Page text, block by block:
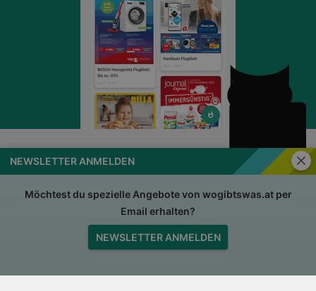
NEWSLETTER ANMELDEN
Möchtest du spezielle Angebote von wogibtswas.at per
Email erhalten?
NEWSLETTER ANMELDEN
wogibtswas.at Impressum
Nutzungsbedingungen AGB
Datenschutzerklärung
Jobs